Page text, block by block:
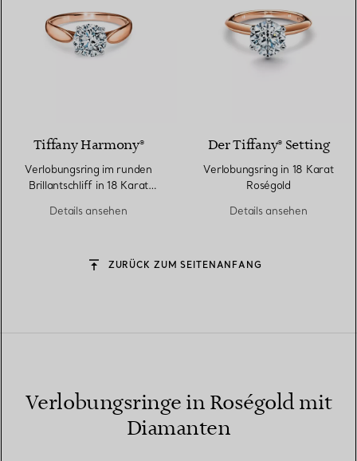
Tiffany Harmony®
Verlobungsring im runden
Brillantschliff in 18 Karat
Details ansehen
Der Tiffany® Setting
Verlobungsring in 18 Karat
Roségold
Details ansehen
ZURÜCK ZUM SEITENANFANG
Verlobungsringe in Roségold mit
Diamanten